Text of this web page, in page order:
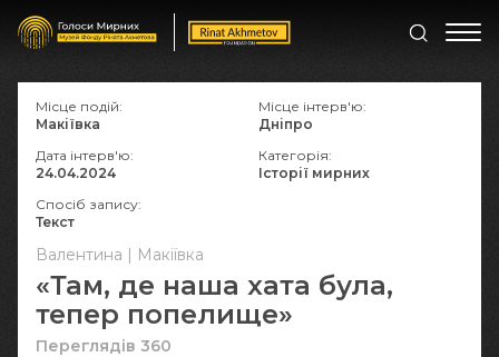
Валентина | Макіївка
«Там, де наша хата була,
тепер попелище»
Переглядів 360
Місце подій:
Макіївка
Місце інтерв'ю:
Дніпро
Дата інтерв'ю:
24.04.2024
Категорія:
Історії мирних
Спосіб запису:
Текст